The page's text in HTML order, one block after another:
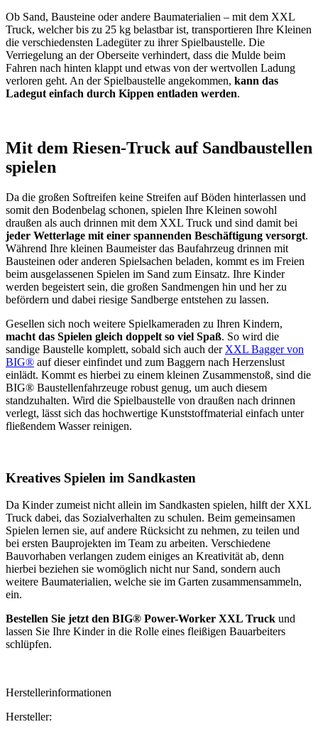
Ob Sand, Bausteine oder andere Baumaterialien – mit dem XXL
Truck, welcher bis zu 25 kg belastbar ist, transportieren Ihre Kleinen
die verschiedensten Ladegüter zu ihrer Spielbaustelle. Die
Verriegelung an der Oberseite verhindert, dass die Mulde beim
Fahren nach hinten klappt und etwas von der wertvollen Ladung
verloren geht. An der Spielbaustelle angekommen, kann das
Ladegut einfach durch Kippen entladen werden.
Mit dem Riesen-Truck auf Sandbaustellen
spielen
Da die großen Softreifen keine Streifen auf Böden hinterlassen und
somit den Bodenbelag schonen, spielen Ihre Kleinen sowohl
draußen als auch drinnen mit dem XXL Truck und sind damit bei
jeder Wetterlage mit einer spannenden Beschäftigung versorgt.
Während Ihre kleinen Baumeister das Baufahrzeug drinnen mit
Bausteinen oder anderen Spielsachen beladen, kommt es im Freien
beim ausgelassenen Spielen im Sand zum Einsatz. Ihre Kinder
werden begeistert sein, die großen Sandmengen hin und her zu
befördern und dabei riesige Sandberge entstehen zu lassen.
Gesellen sich noch weitere Spielkameraden zu Ihren Kindern,
macht das Spielen gleich doppelt so viel Spaß. So wird die
sandige Baustelle komplett, sobald sich auch der XXL Bagger von
BIG® auf dieser einfindet und zum Baggern nach Herzenslust
einlädt. Kommt es hierbei zu einem kleinen Zusammenstoß, sind die
BIG® Baustellenfahrzeuge robust genug, um auch diesem
standzuhalten. Wird die Spielbaustelle von draußen nach drinnen
verlegt, lässt sich das hochwertige Kunststoffmaterial einfach unter
fließendem Wasser reinigen.
Kreatives Spielen im Sandkasten
Da Kinder zumeist nicht allein im Sandkasten spielen, hilft der XXL
Truck dabei, das Sozialverhalten zu schulen. Beim gemeinsamen
Spielen lernen sie, auf andere Rücksicht zu nehmen, zu teilen und
bei ersten Bauprojekten im Team zu arbeiten. Verschiedene
Bauvorhaben verlangen zudem einiges an Kreativität ab, denn
hierbei beziehen sie womöglich nicht nur Sand, sondern auch
weitere Baumaterialien, welche sie im Garten zusammensammeln,
ein.
Bestellen Sie jetzt den BIG® Power-Worker XXL Truck und
lassen Sie Ihre Kinder in die Rolle eines fleißigen Bauarbeiters
schlüpfen.
Herstellerinformationen
Hersteller: